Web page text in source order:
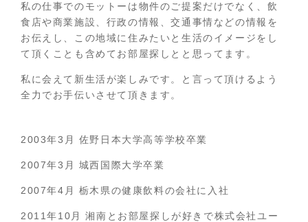
私の仕事でのモットーは物件のご提案だけでなく、飲
食店や商業施設、行政の情報、交通事情などの情報を
お伝えし、この地域に住みたいと生活のイメージをし
て頂くことも含めてお部屋探しとと思ってます。
私に会えて新生活が楽しみです。と言って頂けるよう
全力でお手伝いさせて頂きます。
2003年3月 佐野日本大学高等学校卒業
2007年3月 城西国際大学卒業
2007年4月 栃木県の健康飲料の会社に入社
2011年10月 湘南とお部屋探しが好きで株式会社ユー